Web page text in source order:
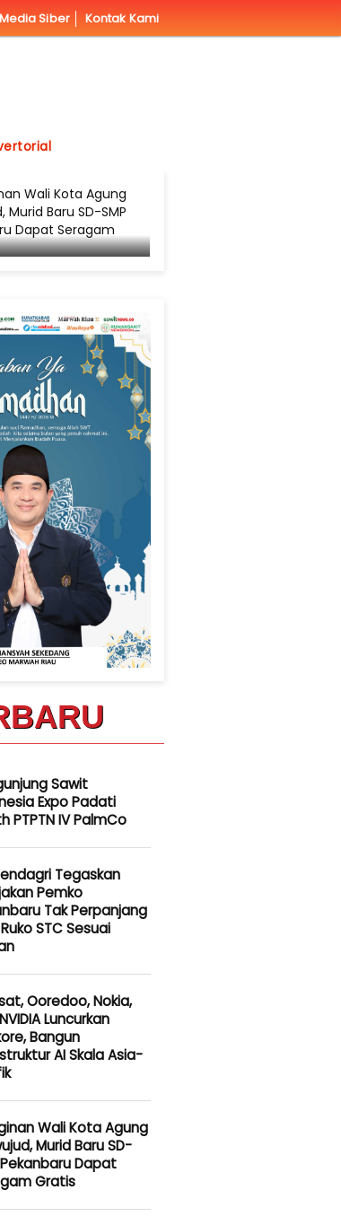
Siber Kontak Kami
Sawit
Expo Padati
PTPTN IV PalmCo
Tegaskan
Pemko
Tak Perpanjang
STC Sesuai
Ooredoo, Nokia,
Luncurkan
Bangun
AI Skala Asia-
Wali Kota Agung
Murid Baru SD-
Pekanbaru Dapat
Gratis